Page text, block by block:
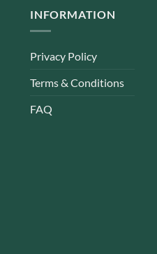
INFORMATION
Privacy Policy
Terms & Conditions
FAQ